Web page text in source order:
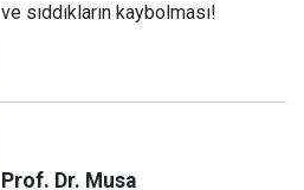
ve sıddıkların kaybolması!
Prof. Dr. Musa